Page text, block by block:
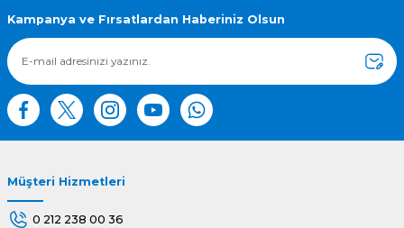
Ürün bilgilerinde hatalar bulunuyor.
Ürün fiyatı diğer sitelerden daha pahalı.
Bu ürüne benzer farklı alternatifler olmalı.
Kampanya ve Fırsatlardan Haberiniz Olsun
Müşteri Hizmetleri
0 212 238 00 36